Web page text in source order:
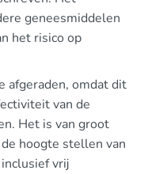
geneesmiddelen
het risico op
afgeraden, omdat dit
van de
Het is van groot
hoogte stellen van
vrij